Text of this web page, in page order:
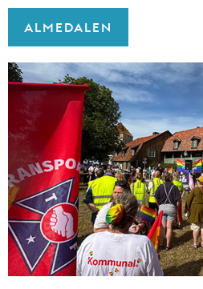
ALMEDALEN